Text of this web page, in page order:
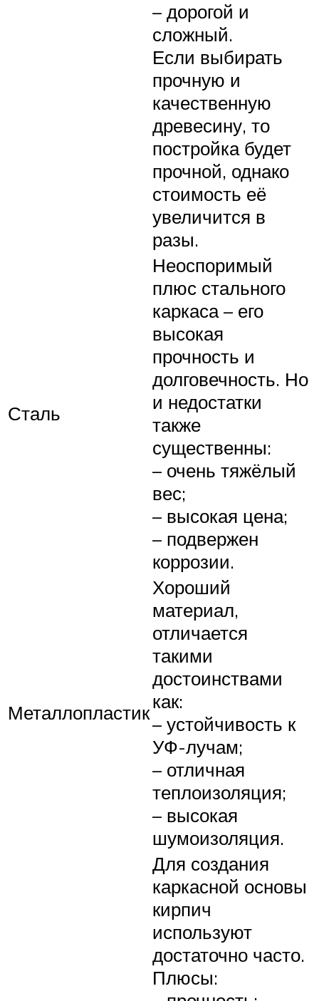
– дорогой и
сложный.
Если выбирать
прочную и
качественную
древесину, то
постройка будет
прочной, однако
стоимость её
увеличится в
разы.
Сталь
Неоспоримый
плюс стального
каркаса – его
высокая
прочность и
долговечность. Но
и недостатки
также
существенны:
– очень тяжёлый
вес;
– высокая цена;
– подвержен
коррозии.
Металлопластик
Хороший
материал,
отличается
такими
достоинствами
как:
– устойчивость к
УФ-лучам;
– отличная
теплоизоляция;
– высокая
шумоизоляция.
Для создания
каркасной основы
кирпич
используют
достаточно часто.
Плюсы: